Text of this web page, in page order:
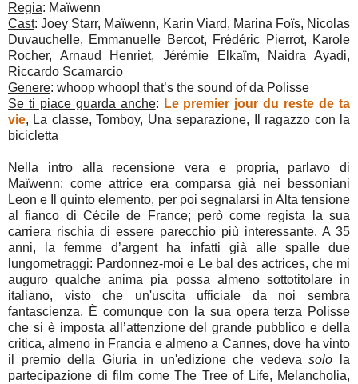
Regia: Maïwenn
Cast: Joey Starr, Maïwenn, Karin Viard, Marina Foïs, Nicolas
Duvauchelle, Emmanuelle Bercot, Frédéric Pierrot, Karole
Rocher, Arnaud Henriet, Jérémie Elkaïm, Naidra Ayadi,
Riccardo Scamarcio
Genere: whoop whoop! that’s the sound of da Polisse
Se ti piace guarda anche: Le premier jour du reste de ta
vie, La classe, Tomboy, Una separazione, Il ragazzo con la
bicicletta
Nella intro alla recensione vera e propria, parlavo di
Maïwenn: come attrice era comparsa già nei bessoniani
Leon e Il quinto elemento, per poi segnalarsi in Alta tensione
al fianco di Cécile de France; però come regista la sua
carriera rischia di essere parecchio più interessante. A 35
anni, la femme d’argent ha infatti già alle spalle due
lungometraggi: Pardonnez-moi e Le bal des actrices, che mi
auguro qualche anima pia possa almeno sottotitolare in
italiano, visto che un'uscita ufficiale da noi sembra
fantascienza. È comunque con la sua opera terza Polisse
che si è imposta all’attenzione del grande pubblico e della
critica, almeno in Francia e almeno a Cannes, dove ha vinto
il premio della Giuria in un'edizione che vedevasolo la
partecipazione di film come The Tree of Life, Melancholia,